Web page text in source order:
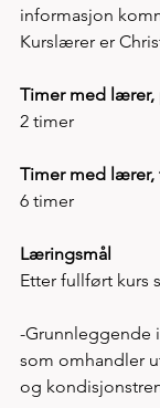
informasjon
Kurslærer er
Timer med lærer,
2 timer
Timer med lærer,
6 timer
Læringsmål
Etter fullført kurs
-Grunnleggende
som omhandler
og